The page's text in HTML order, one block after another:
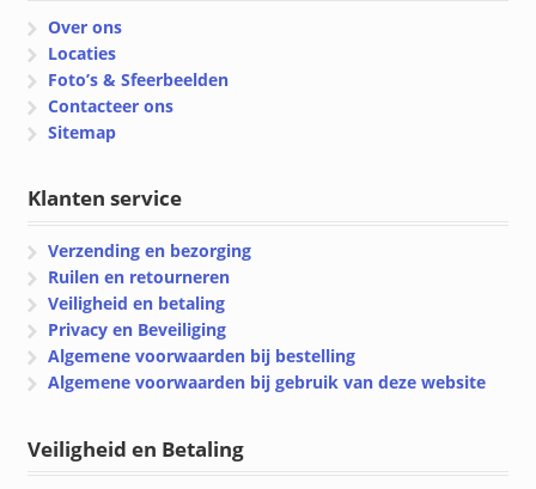
Over ons
Locaties
Foto’s & Sfeerbeelden
Contacteer ons
Sitemap
Klanten service
Verzending en bezorging
Ruilen en retourneren
Veiligheid en betaling
Privacy en Beveiliging
Algemene voorwaarden bij bestelling
Algemene voorwaarden bij gebruik van deze website
Veiligheid en Betaling